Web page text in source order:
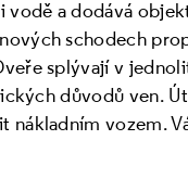
vodě a dodává
schodech
splývají v
důvodů ven.
nákladním vozem.